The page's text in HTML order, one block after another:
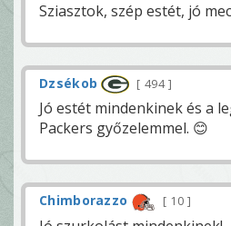
Sziasztok, szép estét, jó
Dzsékob 494
Jó estét mindenkinek és a
Packers győzelemmel. 😊
Chimborazzo 10